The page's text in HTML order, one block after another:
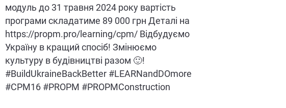
модуль до 31 травня 2024 року вартість
програми складатиме 89 000 грн Деталі на
https://propm.pro/learning/cpm/ Відбудуємо
Україну в кращий спосіб! Змінюємо
культуру в будівництві разом 🙂!
#BuildUkraineBackBetter #LEARNandDOmore
#CPM16 #PROPM #PROPMConstruction